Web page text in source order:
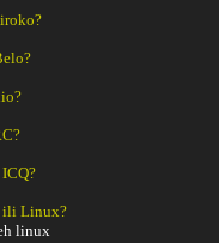
ili Linux?
linux